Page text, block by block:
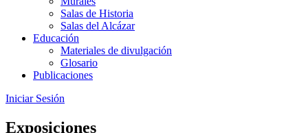
Salas de Historia
Salas del Alcázar
Educación
Materiales de divulgación
Glosario
Publicaciones
Iniciar Sesión
Exposiciones